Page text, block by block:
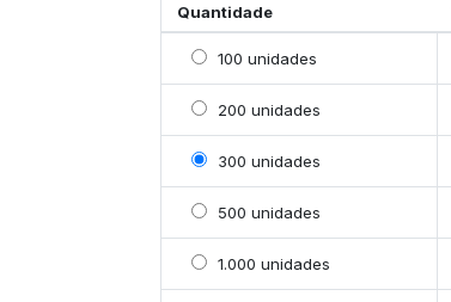
Quantidade
Selecionar 100 unidades
100 unidades
Selecionar 200 unidades
200 unidades
Selecionar 300 unidades
300 unidades
Selecionar 500 unidades
500 unidades
Selecionar 1000 unidades
1.000 unidades